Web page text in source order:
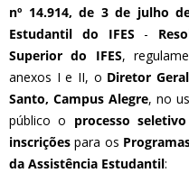
nº 14.914, de 3 de julho
Estudantil do IFES -
Superior do IFES,
anexos I e II, o Diretor
Santo, Campus Alegre, no
público o processo
inscrições para os
da Assistência Estudantil: